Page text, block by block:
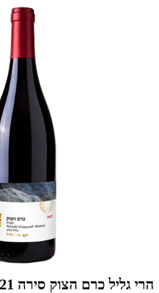
הרי גליל כרם הצוק סירה 2021